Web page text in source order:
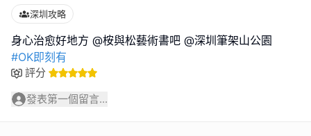
深圳攻略
#OK即刻有
評分
發表第一個留言...